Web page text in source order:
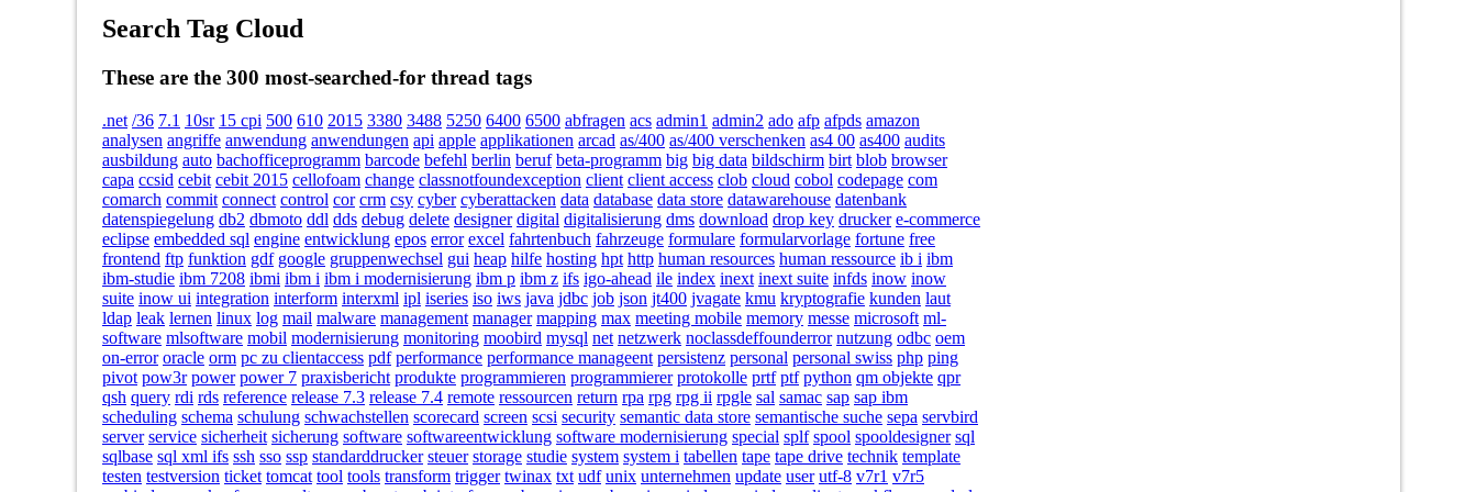
Search Tag Cloud
These are the 300 most-searched-for thread tags
.net /36 7.1 10sr 15 cpi 500 610 2015 3380 3488 5250 6400 6500 abfragen acs admin1 admin2 ado afp afpds amazon
analysen angriffe anwendung anwendungen api apple applikationen arcad as/400 as/400 verschenken as4 00 as400 audits
ausbildung auto bachofficeprogramm barcode befehl berlin beruf beta-programm big big data bildschirm birt blob browser
capa ccsid cebit cebit 2015 cellofoam change classnotfoundexception client client access clob cloud cobol codepage com
comarch commit connect control cor crm csy cyber cyberattacken data database data store datawarehouse datenbank
datenspiegelung db2 dbmoto ddl dds debug delete designer digital digitalisierung dms download drop key drucker e-commerce
eclipse embedded sql engine entwicklung epos error excel fahrtenbuch fahrzeuge formulare formularvorlage fortune free
frontend ftp funktion gdf google gruppenwechsel gui heap hilfe hosting hpt http human resources human ressource ib i ibm
ibm-studie ibm 7208 ibmi ibm i ibm i modernisierung ibm p ibm z ifs igo-ahead ile index inext inext suite infds inow inow
suite inow ui integration interform interxml ipl iseries iso iws java jdbc job json jt400 jvagate kmu kryptografie kunden laut
ldap leak lernen linux log mail malware management manager mapping max meeting mobile memory messe microsoft ml-
software mlsoftware mobil modernisierung monitoring moobird mysql net netzwerk noclassdeffounderror nutzung odbc oem
on-error oracle orm pc zu clientaccess pdf performance performance manageent persistenz personal personal swiss php ping
pivot pow3r power power 7 praxisbericht produkte programmieren programmierer protokolle prtf ptf python qm objekte qpr
qsh query rdi rds reference release 7.3 release 7.4 remote ressourcen return rpa rpg rpg ii rpgle sal samac sap sap ibm
scheduling schema schulung schwachstellen scorecard screen scsi security semantic data store semantische suche sepa servbird
server service sicherheit sicherung software softwareentwicklung software modernisierung special splf spool spooldesigner sql
sqlbase sql xml ifs ssh sso ssp standarddrucker steuer storage studie system system i tabellen tape tape drive technik template
testen testversion ticket tomcat tool tools transform trigger twinax txt udf unix unternehmen update user utf-8 v7r1 v7r5